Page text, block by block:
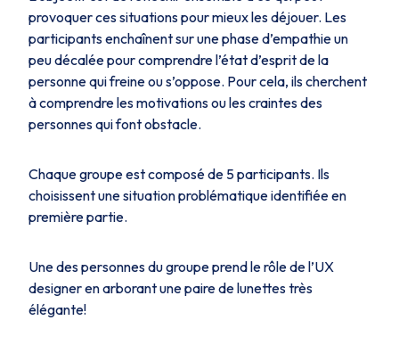
provoquer ces situations pour mieux les déjouer. Les
participants enchaînent sur une phase d’empathie un
peu décalée pour comprendre l’état d’esprit de la
personne qui freine ou s’oppose. Pour cela, ils cherchent
à comprendre les motivations ou les craintes des
personnes qui font obstacle.
Chaque groupe est composé de 5 participants. Ils
choisissent une situation problématique identifiée en
première partie.
Une des personnes du groupe prend le rôle de l’UX
designer en arborant une paire de lunettes très
élégante!